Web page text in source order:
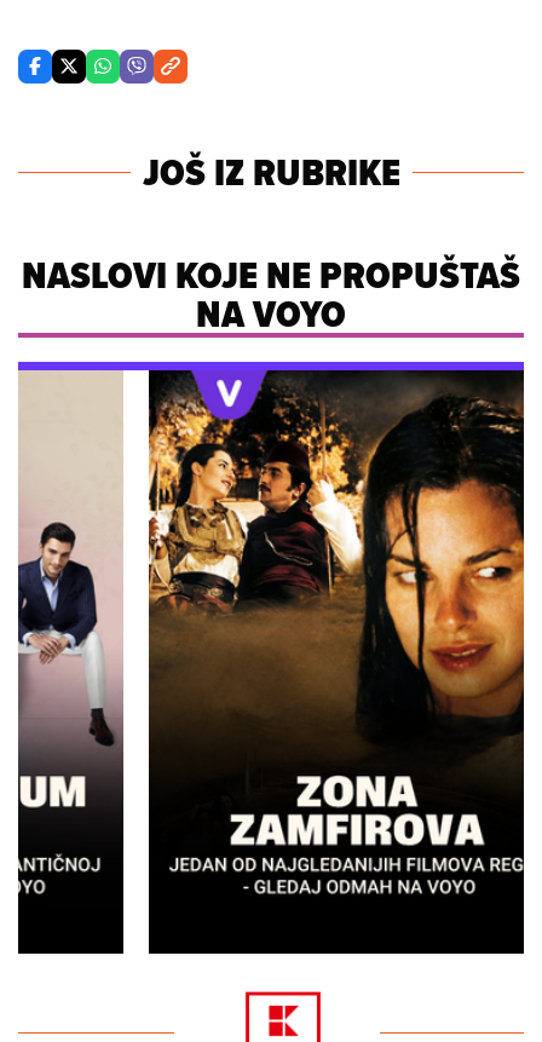
JOŠ IZ RUBRIKE
NASLOVI KOJE NE PROPUŠTAŠ
NA VOYO